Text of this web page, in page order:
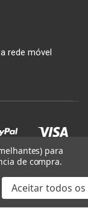
rede móvel
para
de compra.
Aceitar todos